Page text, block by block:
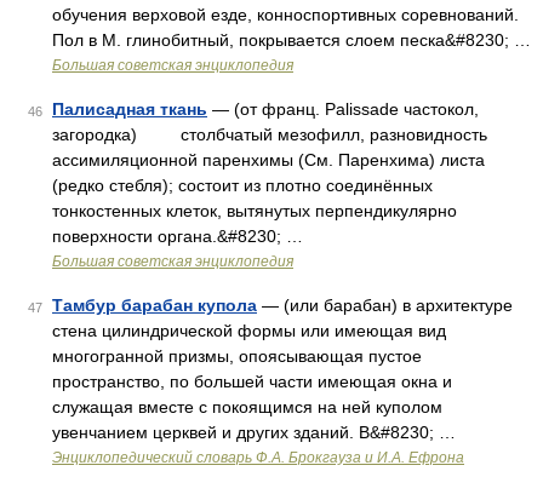
обучения верховой езде, конноспортивных соревнований.
Пол в М. глинобитный, покрывается слоем песка&#8230; …
Большая советская энциклопедия
46 Палисадная ткань — (от франц. Palissade частокол,
загородка) столбчатый мезофилл, разновидность
ассимиляционной паренхимы (См. Паренхима) листа
(редко стебля); состоит из плотно соединённых
тонкостенных клеток, вытянутых перпендикулярно
поверхности органа.&#8230; …
Большая советская энциклопедия
47 Тамбур барабан купола — (или барабан) в архитектуре
стена цилиндрической формы или имеющая вид
многогранной призмы, опоясывающая пустое
пространство, по большей части имеющая окна и
служащая вместе с покоящимся на ней куполом
увенчанием церквей и других зданий. В&#8230; …
Энциклопедический словарь Ф.А. Брокгауза и И.А. Ефрона